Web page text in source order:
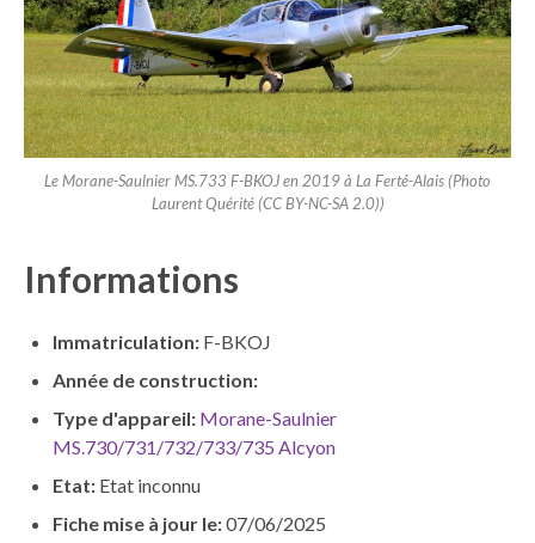
Le Morane-Saulnier MS.733 F-BKOJ en 2019 à La Ferté-Alais (Photo
Laurent Quérité (CC BY-NC-SA 2.0))
Informations
Immatriculation: F-BKOJ
Année de construction:
Type d'appareil: Morane-Saulnier
MS.730/731/732/733/735 Alcyon
Etat: Etat inconnu
Fiche mise à jour le:07/06/2025